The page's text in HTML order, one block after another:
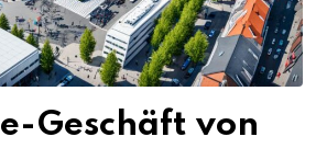
Geschäft von